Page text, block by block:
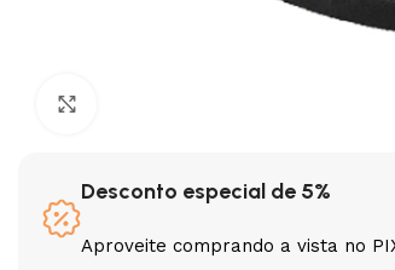
3L 3VX
Desconto especial de 5%
Aproveite comprando a vista no